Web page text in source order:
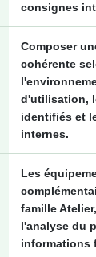
consignes
Composer
cohérente
d'utilisation,
identifiés et
internes.
Les
famille
l'analyse du
informations